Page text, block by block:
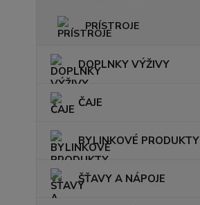
PRÍSTROJE
DOPLNKY VÝŽIVY
ČAJE
BYLINKOVÉ PRODUKTY
ŠŤAVY A NÁPOJE